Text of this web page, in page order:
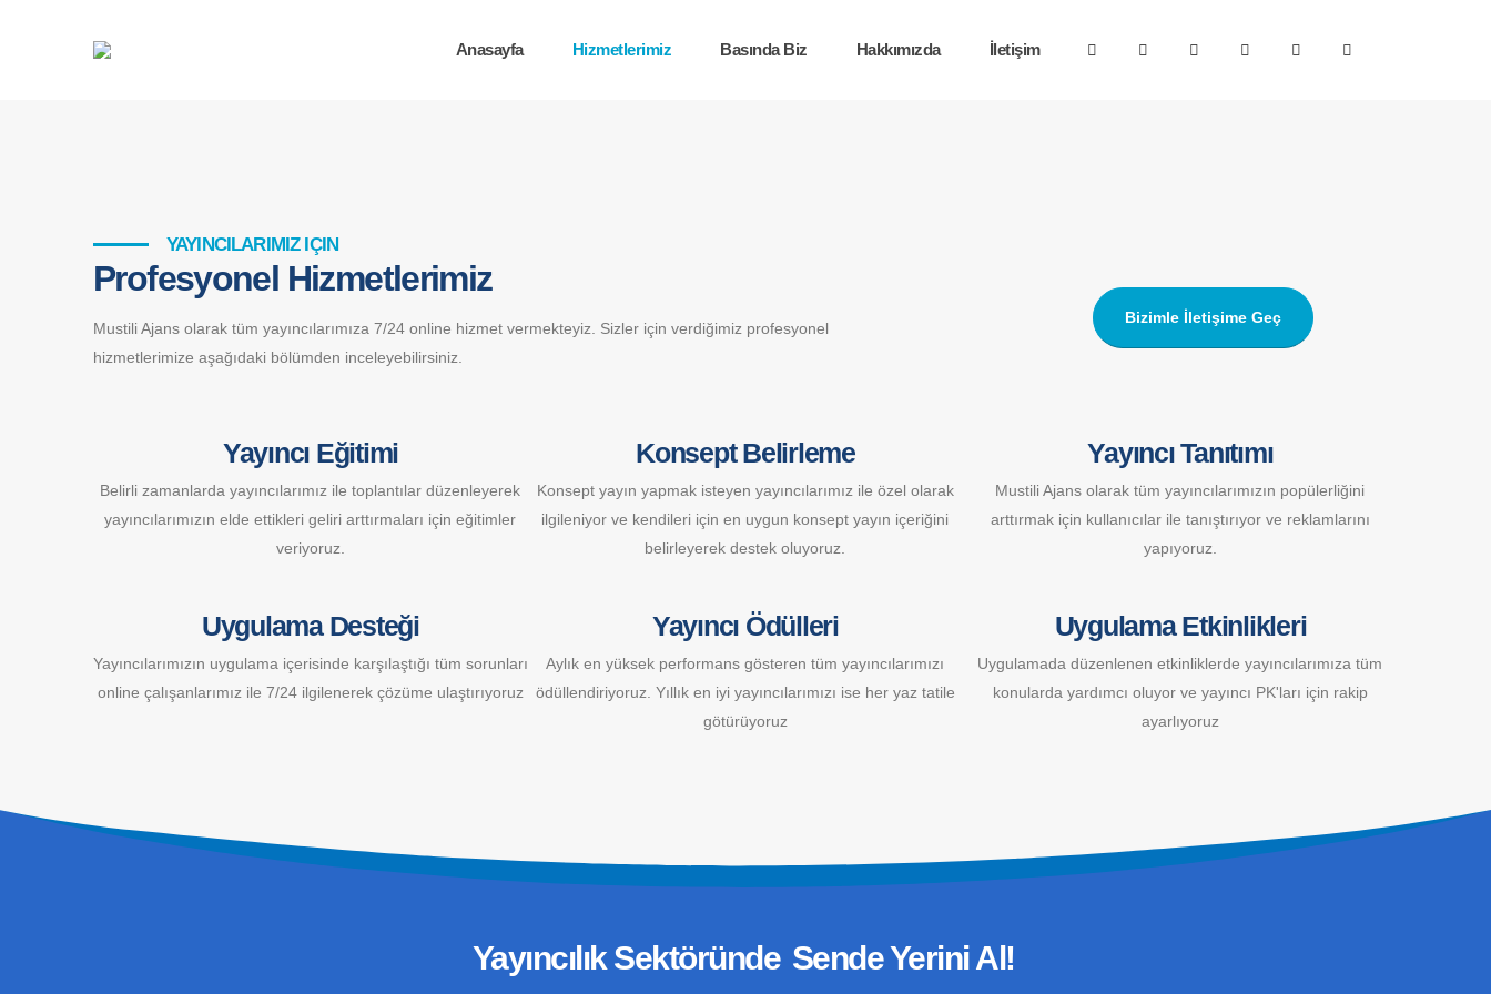
Anasayfa Hizmetlerimiz Basında Biz Hakkımızda İletişim
YAYINCILARIMIZ IÇIN
Profesyonel Hizmetlerimiz
Mustili Ajans olarak tüm yayıncılarımıza 7/24 online hizmet vermekteyiz. Sizler için verdiğimiz profesyonel
hizmetlerimize aşağıdaki bölümden inceleyebilirsiniz.
Bizimle İletişime Geç
Yayıncı Eğitimi
Belirli zamanlarda yayıncılarımız ile toplantılar düzenleyerek
yayıncılarımızın elde ettikleri geliri arttırmaları için eğitimler
veriyoruz.
Konsept Belirleme
Konsept yayın yapmak isteyen yayıncılarımız ile özel olarak
ilgileniyor ve kendileri için en uygun konsept yayın içeriğini
belirleyerek destek oluyoruz.
Yayıncı Tanıtımı
Mustili Ajans olarak tüm yayıncılarımızın popülerliğini
arttırmak için kullanıcılar ile tanıştırıyor ve reklamlarını
yapıyoruz.
Uygulama Desteği
Yayıncılarımızın uygulama içerisinde karşılaştığı tüm sorunları
online çalışanlarımız ile 7/24 ilgilenerek çözüme ulaştırıyoruz
Yayıncı Ödülleri
Aylık en yüksek performans gösteren tüm yayıncılarımızı
ödüllendiriyoruz. Yıllık en iyi yayıncılarımızı ise her yaz tatile
götürüyoruz
Uygulama Etkinlikleri
Uygulamada düzenlenen etkinliklerde yayıncılarımıza tüm
konularda yardımcı oluyor ve yayıncı PK'ları için rakip
ayarlıyoruz
Yayıncılık Sektöründe Sende Yerini Al!
İletişim